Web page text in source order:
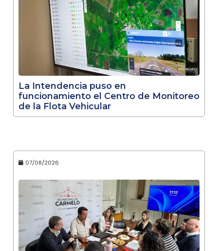
La Intendencia puso en
funcionamiento el Centro de Monitoreo
de la Flota Vehicular
07/08/2026